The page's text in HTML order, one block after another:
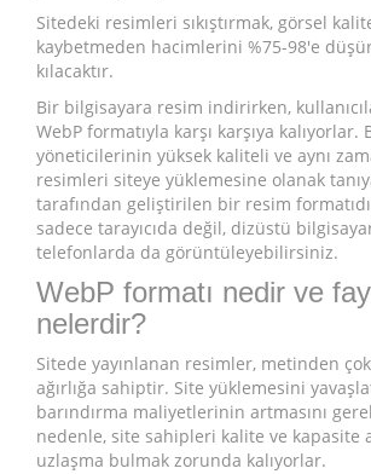
Sitedeki resimleri sıkıştırmak, görsel
kaybetmeden hacimlerini %75-98'e
kılacaktır.
Bir bilgisayara resim indirirken,
WebP formatıyla karşı karşıya kalıyorlar.
yöneticilerinin yüksek kaliteli ve aynı
resimleri siteye yüklemesine olanak
tarafından geliştirilen bir resim
sadece tarayıcıda değil, dizüstü
telefonlarda da görüntüleyebilirsiniz.
WebP formatı nedir ve
nelerdir?
Sitede yayınlanan resimler, metinden
ağırlığa sahiptir. Site yüklemesini
barındırma maliyetlerinin artmasını
nedenle, site sahipleri kalite ve kapasite
uzlaşma bulmak zorunda kalıyorlar.